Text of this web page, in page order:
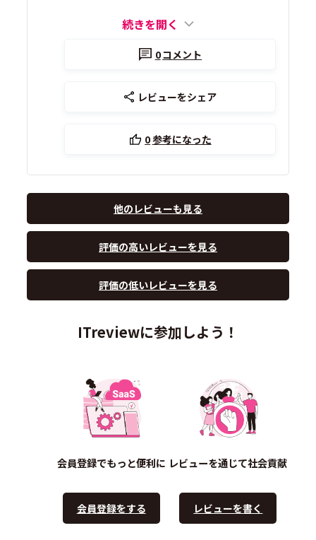
続きを開く
0コメント
レビューをシェア
0参考になった
他のレビューも見る
評価の高いレビューを見る
評価の低いレビューを見る
ITreviewに参加しよう！
会員登録でもっと便利に
会員登録をする
レビューを通じて社会貢献
レビューを書く